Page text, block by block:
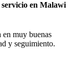
servicio en Malawi
muy buenas
y seguimiento.